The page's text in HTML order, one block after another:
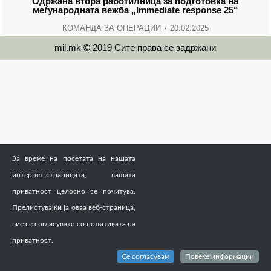
меѓународната вежба „Immediate response 25“
КОМАНДА ЗА ОПЕРАЦИИ 20.02.2025
mil.mk © 2019 Сите права се задржани
За време на посетата на нашата
интернет-страницата, вашата
приватност целосно се почитува.
Прелистувајќи ја оваа веб-страница,
вие се согласувате со политиката на
приватност.
Се согласувам Повеќе информации